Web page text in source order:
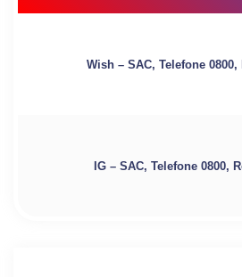
Wish – SAC, Telefone 0800,
IG – SAC, Telefone 0800,